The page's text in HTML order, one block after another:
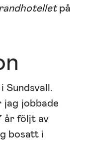
på
Sundsvall.
jobbade
år följt av
bosatt i